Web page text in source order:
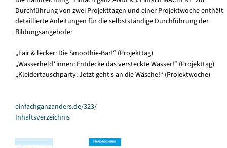
Durchführung von zwei Projekttagen und einer Projektwoche enthält
detaillierte Anleitungen für die selbstständige Durchführung der
Bildungsangebote:
„Fair & lecker: Die Smoothie-Bar!“ (Projekttag)
„Wasserheld*innen: Entdecke das versteckte Wasser!“ (Projekttag)
„Kleidertauschparty: Jetzt geht‘s an die Wäsche!“ (Projektwoche)
einfachganzanders.de/323/
Inhaltsverzeichnis